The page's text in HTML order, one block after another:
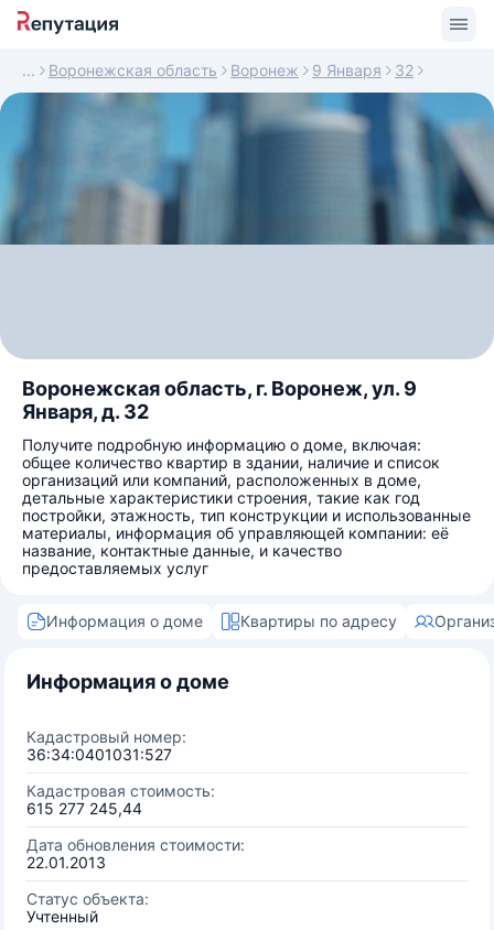
Воронежская область Воронеж 9 Января 32
Воронежская область, г. Воронеж, ул. 9
Января, д. 32
Получите подробную информацию о доме, включая:
общее количество квартир в здании, наличие и список
организаций или компаний, расположенных в доме,
детальные характеристики строения, такие как год
постройки, этажность, тип конструкции и использованные
материалы, информация об управляющей компании: её
название, контактные данные, и качество
предоставляемых услуг
Информация о доме Квартиры по адресу
Информация о доме
Кадастровый номер:
36:34:0401031:527
Кадастровая стоимость:
615 277 245,44
Дата обновления стоимости:
22.01.2013
Статус объекта:
Учтенный